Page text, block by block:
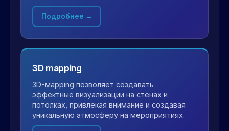
Подробнее →
3D mapping
3D-мapping позволяет создавать
эффектные визуализации на стенах и
потолках, привлекая внимание и создавая
уникальную атмосферу на мероприятиях.